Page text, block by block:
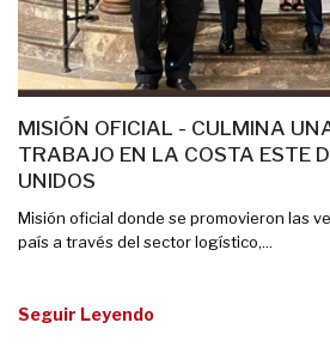
MISIÓN OFICIAL - CULMINA
TRABAJO EN LA COSTA ESTE
UNIDOS
Misión oficial donde se promovieron las
país a través del sector logístico,...
Seguir Leyendo